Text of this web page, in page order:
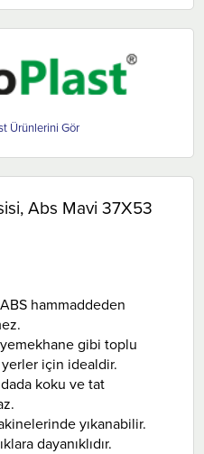
Abs Mavi 37X53
hammaddeden
gibi toplu
için idealdir.
koku ve tat
yıkanabilir.
dayanıklıdır.